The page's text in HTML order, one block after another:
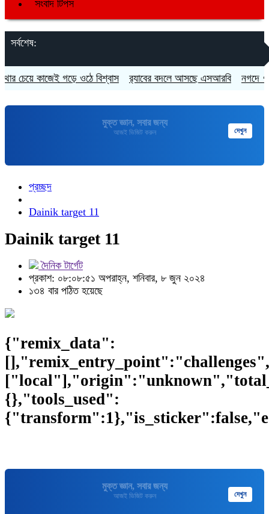
সংবাদ টিপস
সর্বশেষ:
কাজেই গড়ে ওঠে বিশ্বাস র‍্যাবের বদলে আসছে এসআরবি নগদে ৭ পদে
মুক্তপিডিয়া
বাংলা ভাষার মুক্ত বিশ্বকোষ দেখুন
প্রচ্ছদ
Dainik target 11
Dainik target 11
দৈনিক টার্গেট
প্রকাশ: ০৮:০৮:৫১ অপরাহ্ন, শনিবার, ৮ জুন ২০২৪
১৩৪ বার পঠিত হয়েছে
{"remix_data":
{},"tools_used":
মুক্তপিডিয়া
বাংলা ভাষার মুক্ত বিশ্বকোষ দেখুন